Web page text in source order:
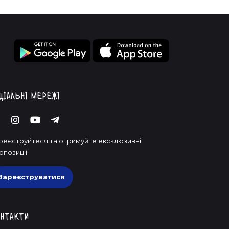
мережі
та отримуйте ексклюзивні